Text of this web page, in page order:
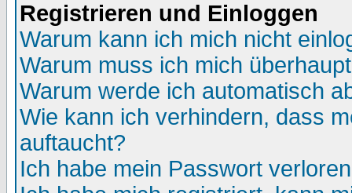
Registrieren und Einloggen
Warum kann ich mich nicht
Warum muss ich mich
Warum werde ich automatisch
Wie kann ich verhindern, dass
auftaucht?
Ich habe mein Passwort